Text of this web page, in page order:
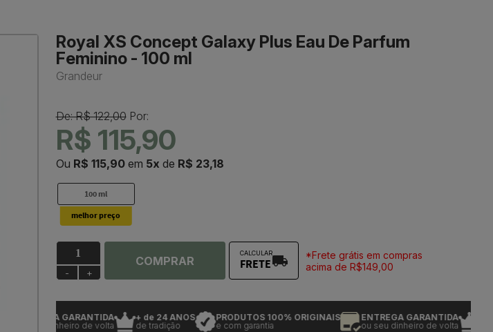
Royal XS Concept Galaxy Plus Eau De Parfum
Feminino - 100 ml
Grandeur
De: R$ 122,00Por:
R$ 115,90
Ou R$ 115,90em 5x de R$ 23,18
100 ml
- +
COMPRAR
CALCULAR
FRETE
*Frete grátis em compras
acima de R$149,00
ENTREGA GARANTIDA
ou seu dinheiro de volta
+ de 24 ANOS
de tradição
PRODUTOS 100% ORIGINAIS
e com garantia
ENTREGA GARANTIDA
ou seu dinheiro de volta
+ de 24
de